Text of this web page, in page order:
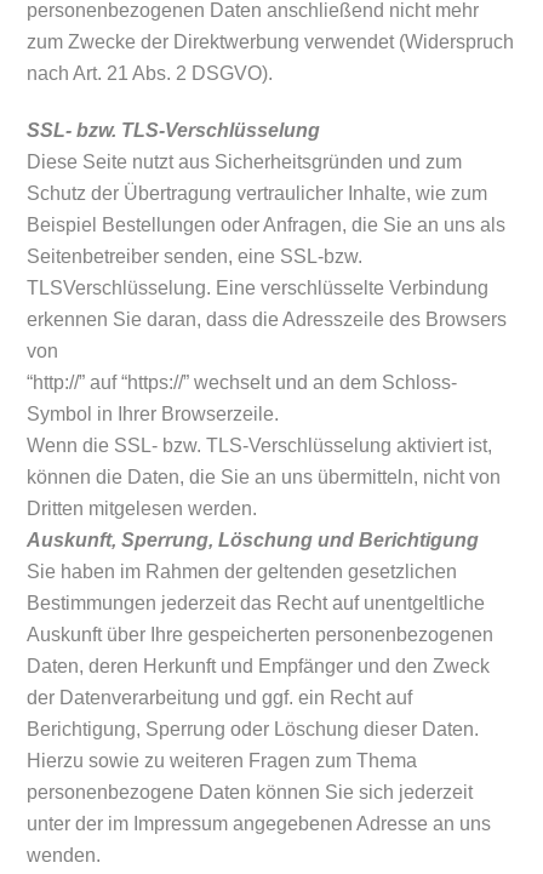
personenbezogenen Daten anschließend nicht mehr
zum Zwecke der Direktwerbung verwendet (Widerspruch
nach Art. 21 Abs. 2 DSGVO).
SSL- bzw. TLS-Verschlüsselung
Diese Seite nutzt aus Sicherheitsgründen und zum
Schutz der Übertragung vertraulicher Inhalte, wie zum
Beispiel Bestellungen oder Anfragen, die Sie an uns als
Seitenbetreiber senden, eine SSL-bzw.
TLSVerschlüsselung. Eine verschlüsselte Verbindung
erkennen Sie daran, dass die Adresszeile des Browsers
von
“http://” auf “https://” wechselt und an dem Schloss-
Symbol in Ihrer Browserzeile.
Wenn die SSL- bzw. TLS-Verschlüsselung aktiviert ist,
können die Daten, die Sie an uns übermitteln, nicht von
Dritten mitgelesen werden.
Auskunft, Sperrung, Löschung und Berichtigung
Sie haben im Rahmen der geltenden gesetzlichen
Bestimmungen jederzeit das Recht auf unentgeltliche
Auskunft über Ihre gespeicherten personenbezogenen
Daten, deren Herkunft und Empfänger und den Zweck
der Datenverarbeitung und ggf. ein Recht auf
Berichtigung, Sperrung oder Löschung dieser Daten.
Hierzu sowie zu weiteren Fragen zum Thema
personenbezogene Daten können Sie sich jederzeit
unter der im Impressum angegebenen Adresse an uns
wenden.